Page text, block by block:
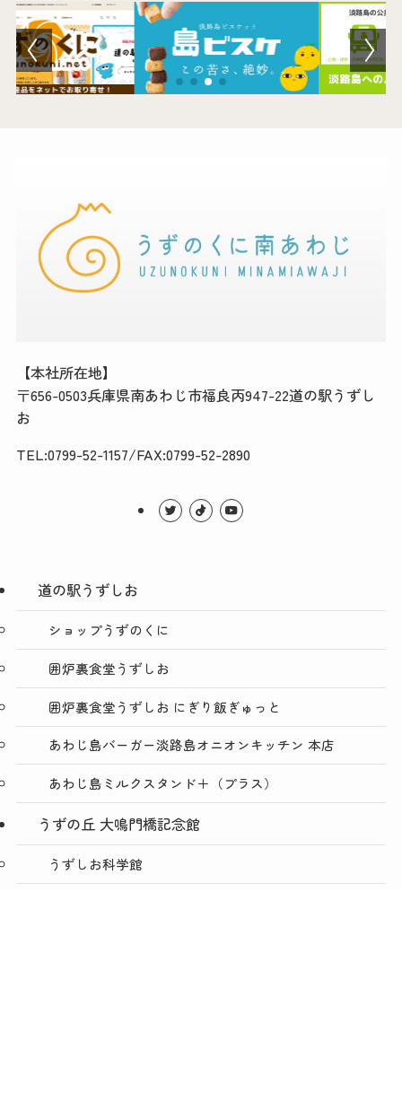
【本社所在地】
〒656-0503兵庫県南あわじ市福良丙947-22道の駅うずし
お
TEL:0799-52-1157/FAX:0799-52-2890
道の駅うずしお
ショップうずのくに
囲炉裏食堂うずしお
囲炉裏食堂うずしお にぎり飯ぎゅっと
あわじ島バーガー淡路島オニオンキッチン 本店
あわじ島ミルクスタンド＋（プラス）
うずの丘 大鳴門橋記念館
うずしお科学館